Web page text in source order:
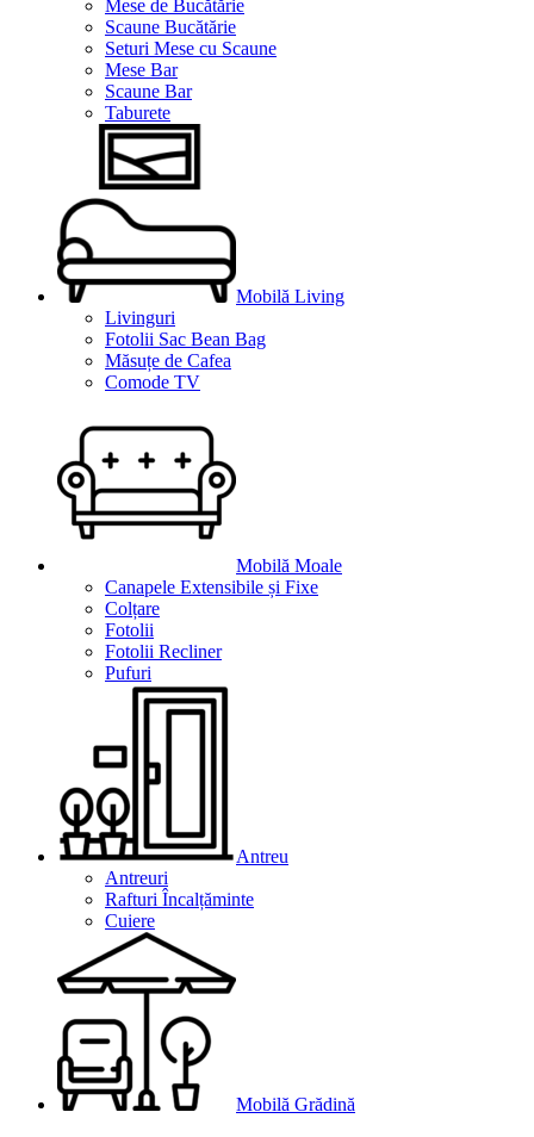
Mese de Bucătărie
Scaune Bucătărie
Seturi Mese cu Scaune
Mese Bar
Scaune Bar
Taburete
Mobilă Living
Livinguri
Fotolii Sac Bean Bag
Măsuțe de Cafea
Comode TV
Mobilă Moale
Canapele Extensibile și Fixe
Colțare
Fotolii
Fotolii Recliner
Pufuri
Antreu
Antreuri
Rafturi Încalțăminte
Cuiere
Mobilă Grădină